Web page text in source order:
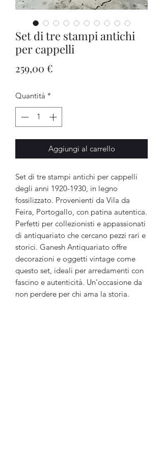
Set di tre stampi antichi
per cappelli
259,00 €
Quantità *
Aggiungi al carrello
Set di tre stampi antichi per cappelli
degli anni 1920-1930, in legno
fossilizzato. Provenienti da Vila da
Feira, Portogallo, con patina autentica.
Perfetti per collezionisti e appassionati
di antiquariato che cercano pezzi rari e
storici. Ganesh Antiquariato offre
decorazioni e oggetti vintage come
questo set, ideali per arredamenti con
fascino e autenticità. Un’occasione da
non perdere per chi ama la storia.